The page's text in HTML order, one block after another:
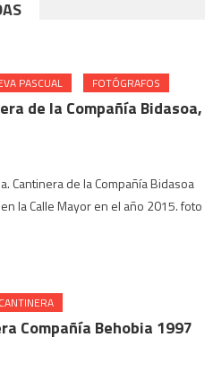
PASCUAL FOTÓGRAFOS
de la Compañía Bidasoa,
Cantinera de la Compañía Bidasoa
la Calle Mayor en el año 2015. foto
CANTINERA
Compañía Behobia 1997